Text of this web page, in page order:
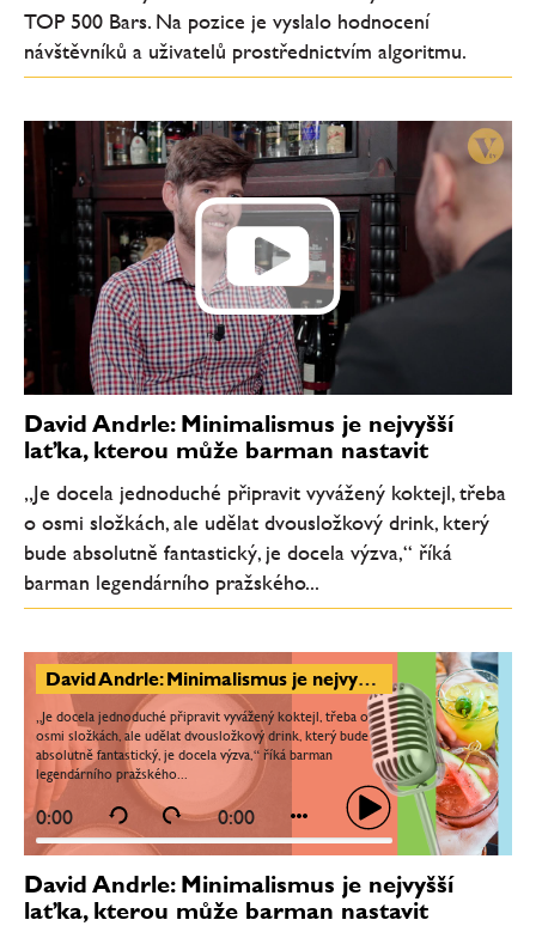
TOP 500 Bars. Na pozice je vyslalo hodnocení
návštěvníků a uživatelů prostřednictvím algoritmu.
David Andrle: Minimalismus je nejvyšší
laťka, kterou může barman nastavit
„Je docela jednoduché připravit vyvážený koktejl, třeba
o osmi složkách, ale udělat dvousložkový drink, který
bude absolutně fantastický, je docela výzva,“ říká
barman legendárního pražského...
David Andrle: Minimalismus je nejvyšší laťka, kterou může barman nastavit
„Je docela jednoduché připravit vyvážený koktejl, třeba o
osmi složkách, ale udělat dvousložkový drink, který bude
absolutně fantastický, je docela výzva,“ říká barman
legendárního pražského...
0:00 0:00
David Andrle: Minimalismus je nejvyšší
laťka, kterou může barman nastavit